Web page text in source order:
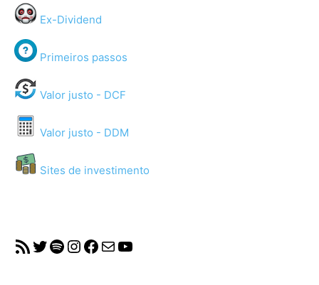
Ex-Dividend
Primeiros passos
Valor justo - DCF
Valor justo - DDM
Sites de investimento
RSS FeedTwitter
Spotify
Instagram
Facebook
MailYouTube